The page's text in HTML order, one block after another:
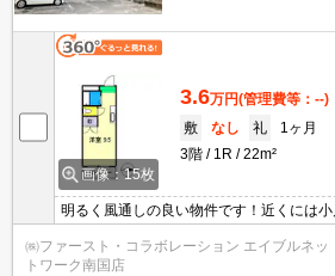
画像：15枚
3.6万円(管理費等：--)
敷
なし 礼
1ヶ月
3階
1R 22m²
明るく風通しの良い物件です！近くには小
す☆
㈱ファースト・コラボレーション エイブルネッ
トワーク南国店